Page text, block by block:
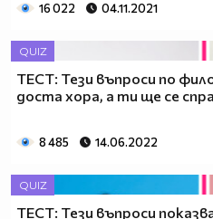
16 022 04.11.2021
QUIZ
ТЕСТ: Тези въпроси по
доста хора, а ти ще се
8 485 14.06.2022
QUIZ
ТЕСТ: Тези въпроси